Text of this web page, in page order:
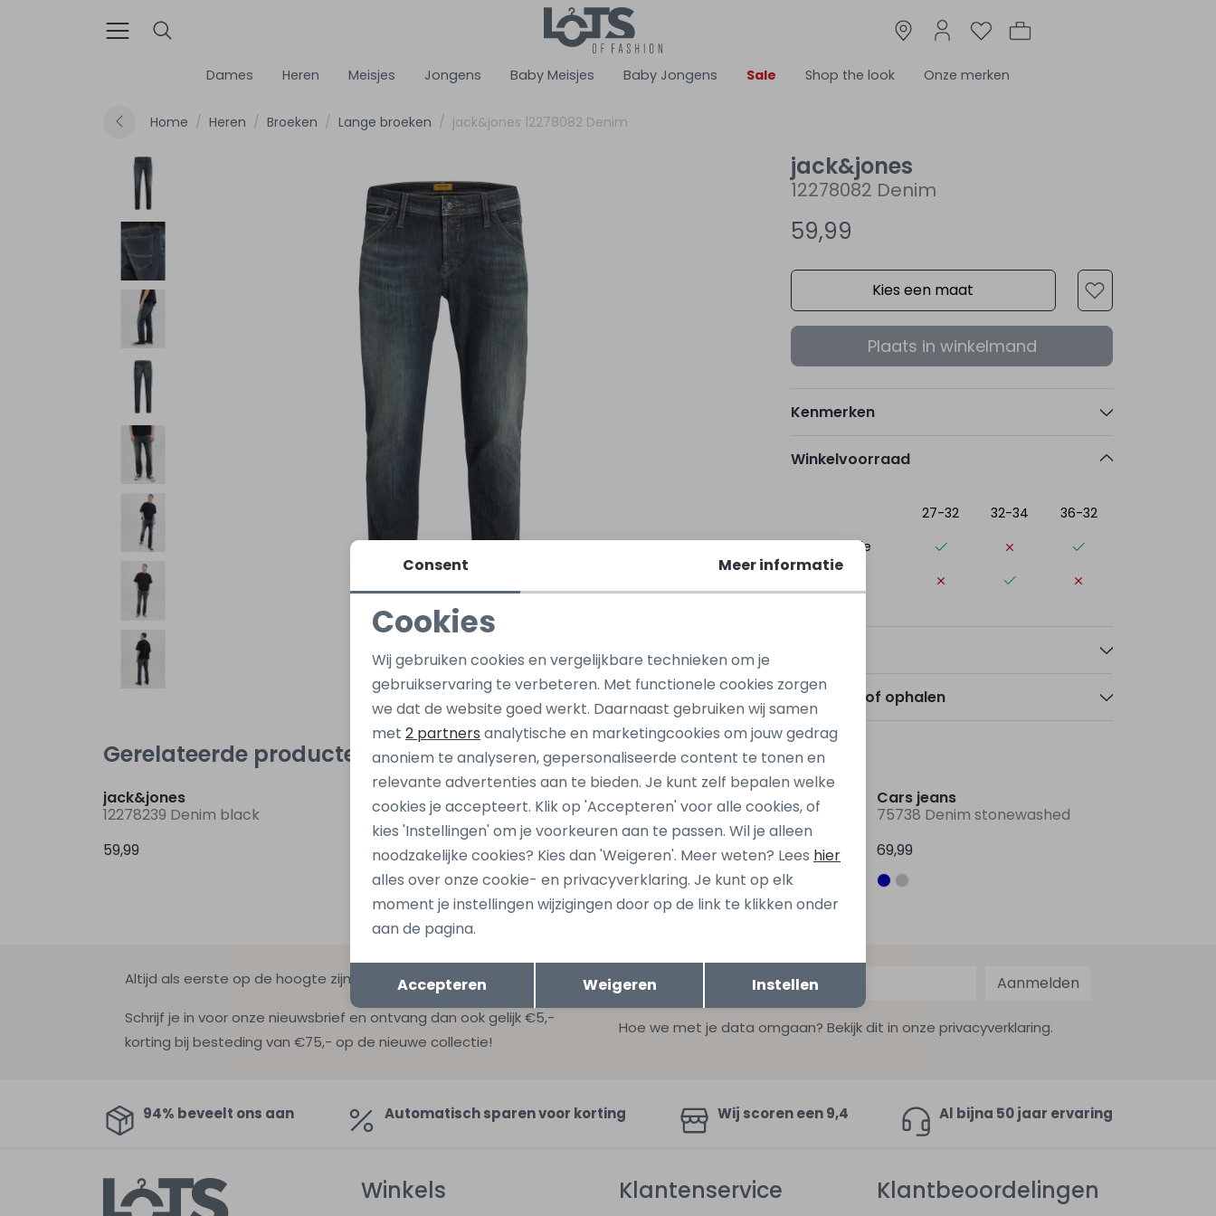
Dames Heren Meisjes Jongens Baby Meisjes Baby Jongens Sale Shop the look Onze merken
Home Heren Broeken Lange broeken jack&jones 12278082 Denim
jack&jones
12278082 Denim
59,99
Kies een maat
Plaats in winkelmand
Kenmerken
Winkelvoorraad
27-32 32-34
36-32
Hoogerheide
Bezorgen of ophalen
Gerelateerde producten
jack&jones
12278239 Denim black
59,99
jack&jones
12206198 Bruin taupe
59,99
Stonecast
Angelus men Z10305 Ecru naturel
39,99
Cars jeans
75738 Denim stonewashed
69,99
Altijd als eerste op de hoogte zijn?
Schrijf je in voor onze nieuwsbrief en ontvang dan ook gelijk €5,-
korting bij besteding van €75,- op de nieuwe collectie!
Aanmelden
Hoe we met je data omgaan? Bekijk dit in onze privacyverklaring.
94% beveelt ons aan Automatisch sparen voor korting Wij scoren een 9,4 Al bijna 50 jaar ervaring
Winkels Klantenservice Klantbeoordelingen
Noodzakelijke cookies
Analytische cookies Marketing cookies
Terug Opslaan
Consent Meer informatie
Cookies
Wij gebruiken cookies en vergelijkbare technieken om je
gebruikservaring te verbeteren. Met functionele cookies zorgen
we dat de website goed werkt. Daarnaast gebruiken wij samen
met 2 partners analytische en marketingcookies om jouw gedrag
anoniem te analyseren, gepersonaliseerde content te tonen en
relevante advertenties aan te bieden. Je kunt zelf bepalen welke
cookies je accepteert. Klik op 'Accepteren' voor alle cookies, of
kies 'Instellingen' om je voorkeuren aan te passen. Wil je alleen
noodzakelijke cookies? Kies dan 'Weigeren'. Meer weten? Lees hier
alles over onze cookie- en privacyverklaring. Je kunt op elk
moment je instellingen wijzigingen door op de link te klikken onder
aan de pagina.
Accepteren Weigeren Instellen